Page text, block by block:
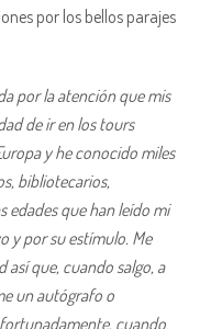
por los bellos parajes
por la atención que mis
de ir en los tours
y he conocido miles
bibliotecarios,
edades que han leído mi
y por su estímulo. Me
que, cuando salgo, a
un autógrafo o
cuando